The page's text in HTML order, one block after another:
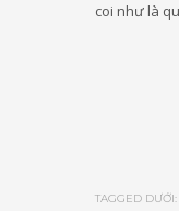
coi như là
TAGGED DƯỚI: